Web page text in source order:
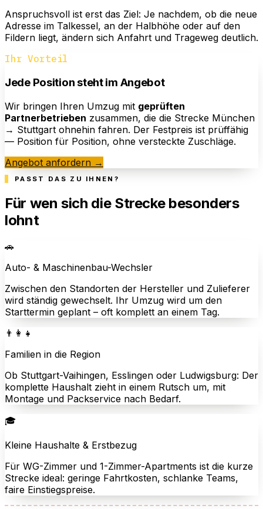
Anspruchsvoll ist erst das Ziel: Je nachdem, ob die neue
Adresse im Talkessel, an der Halbhöhe oder auf den
Fildern liegt, ändern sich Anfahrt und Trageweg deutlich.
Ihr Vorteil
Jede Position steht im Angebot
Wir bringen Ihren Umzug mit geprüften
Partnerbetrieben zusammen, die die Strecke München
→ Stuttgart ohnehin fahren. Der Festpreis ist prüffähig
— Position für Position, ohne versteckte Zuschläge.
Angebot anfordern →
PASST DAS ZU IHNEN?
Für wen sich die Strecke besonders
lohnt
🚗
Auto- & Maschinenbau-Wechsler
Zwischen den Standorten der Hersteller und Zulieferer
wird ständig gewechselt. Ihr Umzug wird um den
Starttermin geplant – oft komplett an einem Tag.
👨‍👩‍👧
Familien in die Region
Ob Stuttgart-Vaihingen, Esslingen oder Ludwigsburg: Der
komplette Haushalt zieht in einem Rutsch um, mit
Montage und Packservice nach Bedarf.
🎓
Kleine Haushalte & Erstbezug
Für WG-Zimmer und 1-Zimmer-Apartments ist die kurze
Strecke ideal: geringe Fahrtkosten, schlanke Teams,
faire Einstiegspreise.